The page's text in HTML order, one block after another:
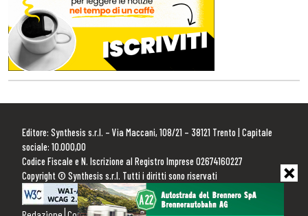
Editore: Synthesis s.r.l. – Via Maccani, 108/21 – 38121 Trento | Capitale
sociale: 10.000,00
Codice Fiscale e N. Iscrizione al Registro Imprese 02674160227
Copyright © Synthesis s.r.l. Tutti i diritti sono riservati